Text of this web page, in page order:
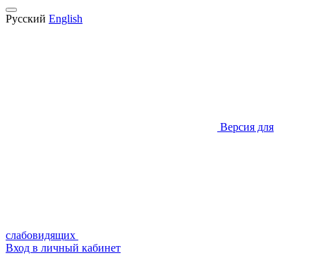
Русский English
Версия для
слабовидящих
Вход в личный кабинет